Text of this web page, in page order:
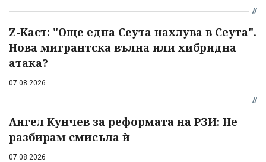
Z-Каст: "Още една Сеута нахлува в Сеута".
Нова мигрантска вълна или хибридна
атака?
07.08.2026
Ангел Кунчев за реформата на РЗИ: Не
разбирам смисъла ѝ
07.08.2026